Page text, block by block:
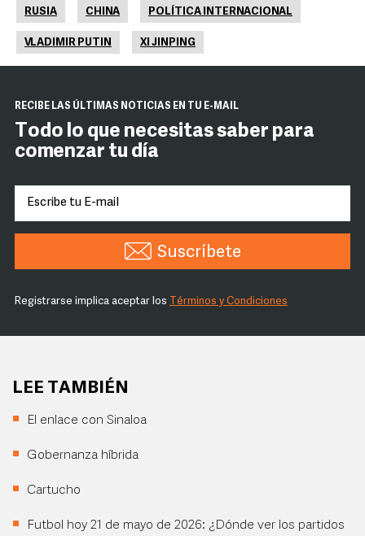
RUSIA CHINA POLÍTICA INTERNACIONAL
VLADIMIR PUTIN XI JINPING
RECIBE LAS ÚLTIMAS NOTICIAS EN TU E-MAIL
Todo lo que necesitas saber para
comenzar tu día
Suscríbete
Registrarse implica aceptar los Términos y Condiciones
LEE TAMBIÉN
El enlace con Sinaloa
Gobernanza híbrida
Cartucho
Futbol hoy 21 de mayo de 2026: ¿Dónde ver los partidos